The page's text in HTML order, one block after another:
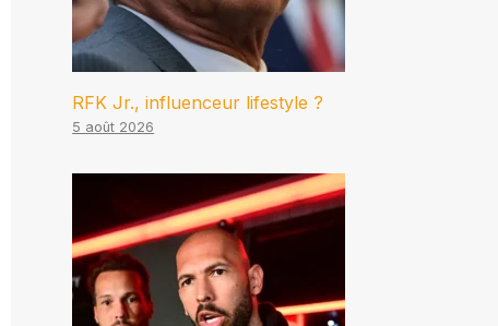
RFK Jr., influenceur lifestyle ?
5 août 2026